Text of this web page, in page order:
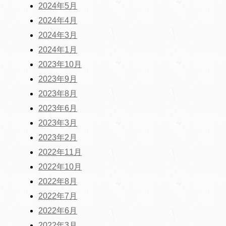
2024年5月
2024年4月
2024年3月
2024年1月
2023年10月
2023年9月
2023年8月
2023年6月
2023年3月
2023年2月
2022年11月
2022年10月
2022年8月
2022年7月
2022年6月